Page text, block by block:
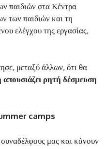
παιδιών στα Κέντρα
των παιδιών και τη
ελέγχου της εργασίας,
μεταξύ άλλων, ότι θα
ρητή δέσμευση
camps
μας και κάνουν